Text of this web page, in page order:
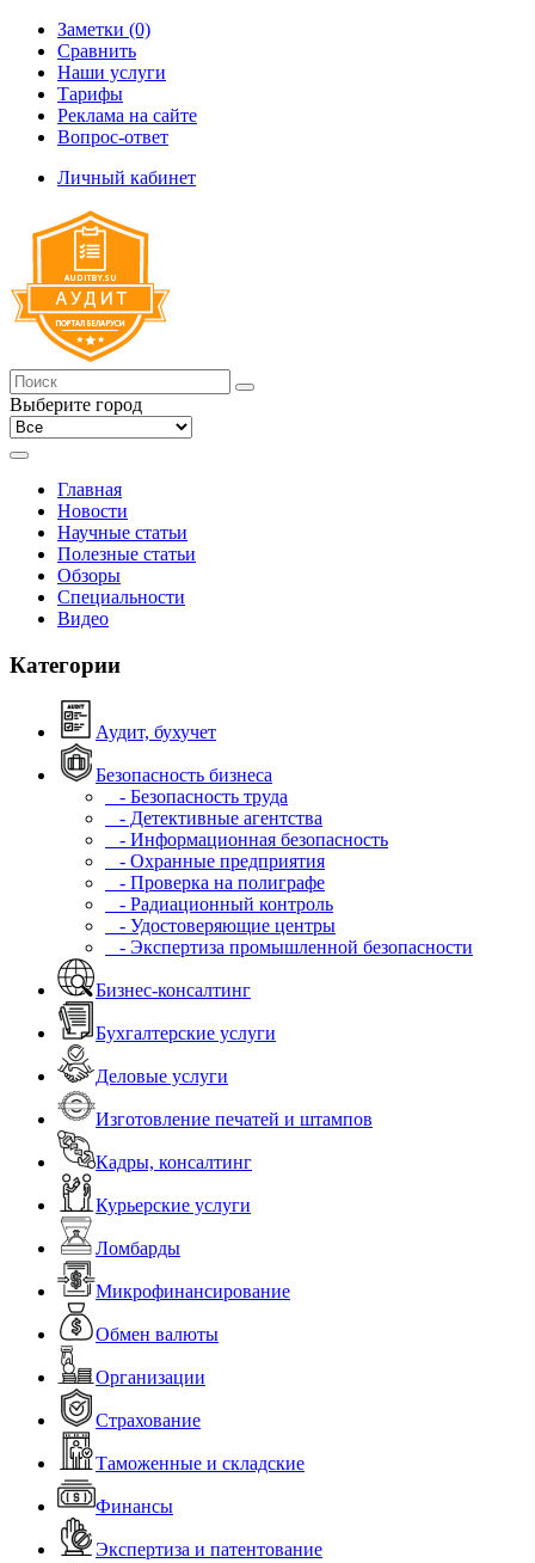
Заметки (0)
Сравнить
Наши услуги
Тарифы
Реклама на сайте
Вопрос-ответ
Личный кабинет
Выберите город
Главная
Новости
Научные статьи
Полезные статьи
Обзоры
Специальности
Видео
Категории
Аудит, бухучет
Безопасность бизнеса
- Безопасность труда
- Детективные агентства
- Информационная безопасность
- Охранные предприятия
- Проверка на полиграфе
- Радиационный контроль
- Удостоверяющие центры
- Экспертиза промышленной безопасности
Бизнес-консалтинг
Бухгалтерские услуги
Деловые услуги
Изготовление печатей и штампов
Кадры, консалтинг
Курьерские услуги
Ломбарды
Микрофинансирование
Обмен валюты
Организации
Страхование
Таможенные и складские
Финансы
Экспертиза и патентование